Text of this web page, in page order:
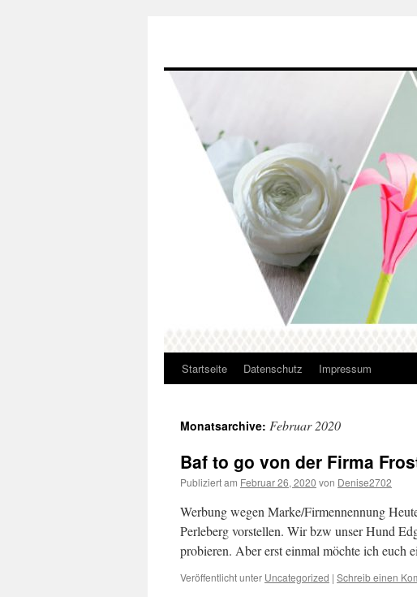
Springe
Inhalt
Startseite Datenschutz Impressum
Monatsarchive: Februar 2020
Baf to go von der Firma
Publiziert am Februar 26, 2020 von Denise2702
Werbung wegen Marke/Firmennennung
Perleberg vorstellen. Wir bzw unser Hund
probieren. Aber erst einmal möchte ich euch
Veröffentlicht unter Uncategorized | Schreib einen